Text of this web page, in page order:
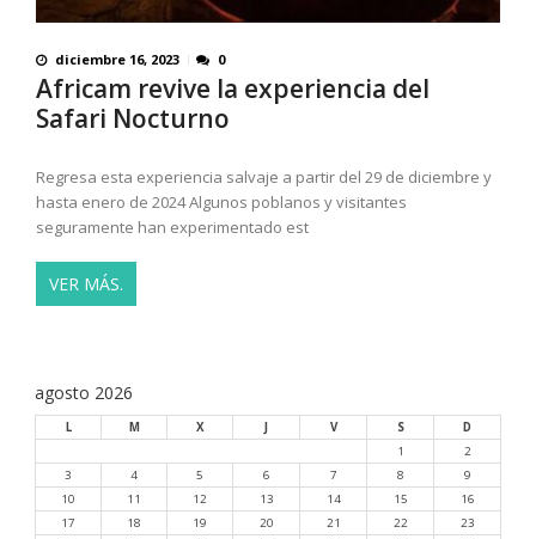
diciembre 16, 2023 0
Africam revive la experiencia del
Safari Nocturno
Regresa esta experiencia salvaje a partir del 29 de diciembre y
hasta enero de 2024 Algunos poblanos y visitantes
seguramente han experimentado est
VER MÁS.
agosto 2026
L M X V S
D
1
2
3
4 5 6 7 8
9
10
11 12 13 14 15
16
17
18 19 20 21 22
23